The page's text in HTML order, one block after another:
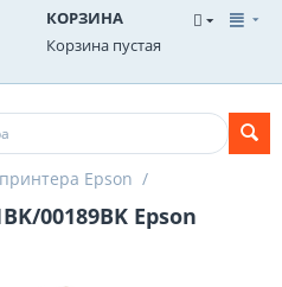
КОРЗИНА
Корзина пустая
Epson /
00189BK Epson